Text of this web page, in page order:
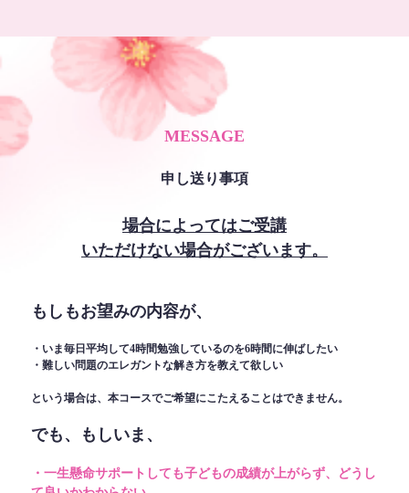
MESSAGE
申し送り事項
場合によってはご受講
いただけない場合がございます。
もしもお望みの内容が、
・いま毎日平均して4時間勉強しているのを6時間に伸ばしたい
・難しい問題のエレガントな解き方を教えて欲しい
という場合は、本コースでご希望にこたえることはできません。
でも、もしいま、
・一生懸命サポートしても子どもの成績が上がらず、どうし